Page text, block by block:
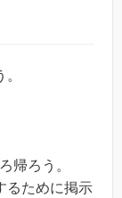
帰ろう。
るために掲示